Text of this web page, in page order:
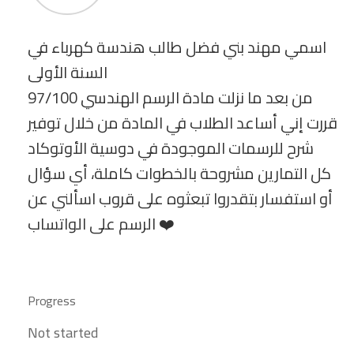
اسمي مهند بني فضل طالب هندسة كهرباء في
السنة الأولى
من بعد ما نزلت مادة الرسم الهندسي 97/100
قررت إني أساعد الطلاب في المادة من خلال توفير
شرح للرسمات الموجودة في دوسية الأوتوكاد
كل التمارين مشروحة بالخطوات كاملة، أي سؤال
أو استفسار بتقدروا تبعثوه على قروب اسألني عن
الرسم على الواتساب ❤️
Progress
Not started